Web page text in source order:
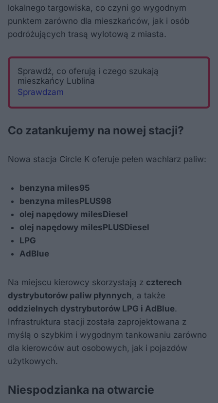
lokalnego targowiska, co czyni go wygodnym
punktem zarówno dla mieszkańców, jak i osób
podróżujących trasą wylotową z miasta.
Sprawdź, co oferują i czego szukają
mieszkańcy Lublina
Sprawdzam
Co zatankujemy na nowej stacji?
Nowa stacja Circle K oferuje pełen wachlarz paliw:
benzyna miles95
benzyna milesPLUS98
olej napędowy milesDiesel
olej napędowy milesPLUSDiesel
LPG
AdBlue
Na miejscu kierowcy skorzystają z czterech
dystrybutorów paliw płynnych , a także
oddzielnych dystrybutorów LPG i AdBlue.
Infrastruktura stacji została zaprojektowana z
myślą o szybkim i wygodnym tankowaniu zarówno
dla kierowców aut osobowych, jak i pojazdów
użytkowych.
Niespodzianka na otwarcie